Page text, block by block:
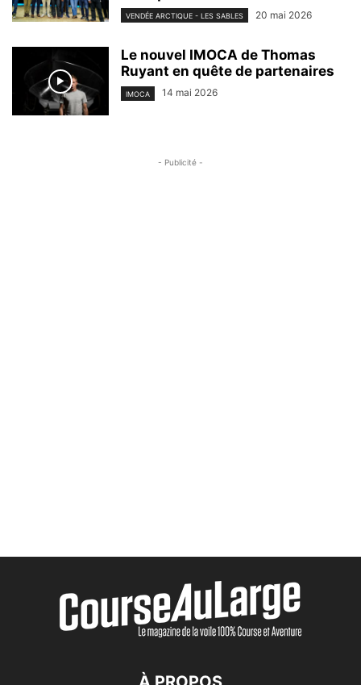
VENDÉE ARCTIQUE - LES SABLES 20 mai 2026
Le nouvel IMOCA de Thomas
Ruyant en quête de partenaires
IMOCA 14 mai 2026
- Publicité -